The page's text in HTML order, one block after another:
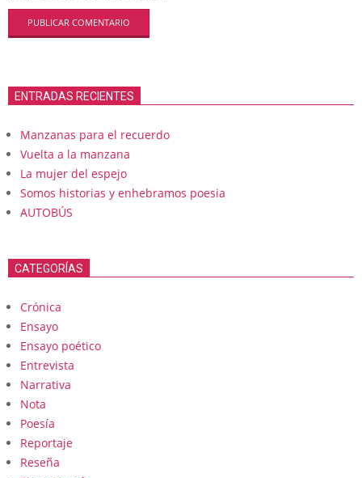
ENTRADAS RECIENTES
Manzanas para el recuerdo
Vuelta a la manzana
La mujer del espejo
Somos historias y enhebramos poesia
AUTOBÚS
CATEGORÍAS
Crónica
Ensayo
Ensayo poético
Entrevista
Narrativa
Nota
Poesía
Reportaje
Reseña